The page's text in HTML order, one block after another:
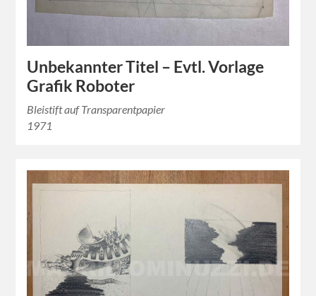
Unbekannter Titel – Evtl. Vorlage
Grafik Roboter
Bleistift auf Transparentpapier
1971